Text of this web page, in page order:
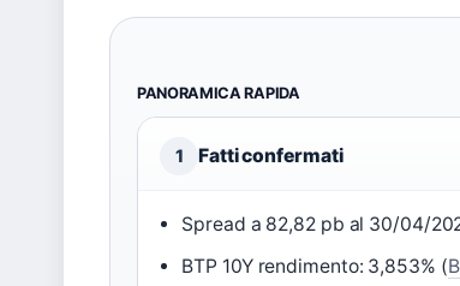
PANORAMICA RAPIDA
1 Fatti confermati
Spread a 82,82 pb al 30/04/
BTP 10Y rendimento: 3,853% (